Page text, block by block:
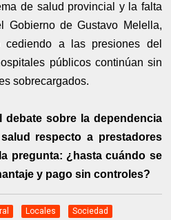
de salud provincial y la falta
Gobierno de Gustavo Melella,
cediendo a las presiones del
públicos continúan sin
sobrecargados.
debate sobre la dependencia
respecto a prestadores
pregunta: ¿hasta cuándo se
y pago sin controles?
Locales Sociedad